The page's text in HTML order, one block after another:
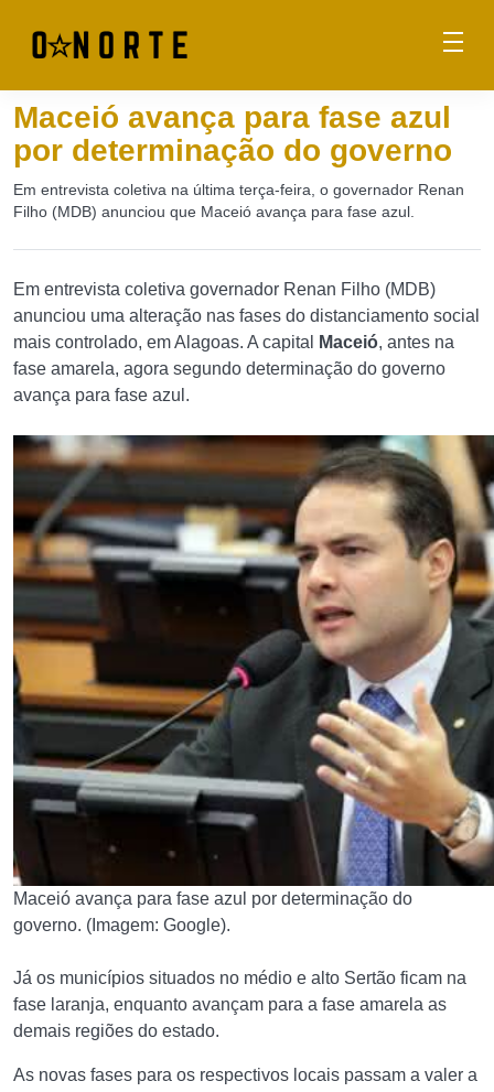
Maceió avança para fase azul
por determinação do governo
Em entrevista coletiva na última terça-feira, o governador Renan
Filho (MDB) anunciou que Maceió avança para fase azul.
Em entrevista coletiva governador Renan Filho (MDB)
anunciou uma alteração nas fases do distanciamento social
mais controlado, em Alagoas. A capital
Maceió, antes na
fase amarela, agora segundo determinação do governo
avança para fase azul.
Maceió avança para fase azul por determinação do
governo. (Imagem: Google).
Já os municípios situados no médio e alto Sertão ficam na
fase laranja, enquanto avançam para a fase amarela as
demais regiões do estado.
As novas fases para os respectivos locais passam a valer a